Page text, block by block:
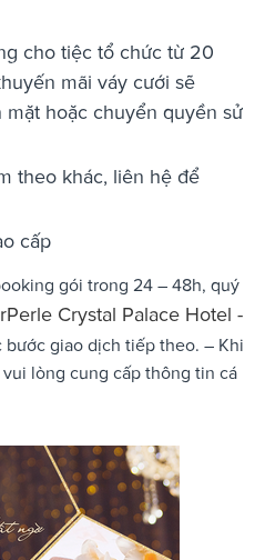
cho tiệc tổ chức từ 20
mãi váy cưới sẽ
hoặc chuyển quyền sử
theo khác, liên hệ để
cấp
gói trong 24 – 48h, quý
Crystal Palace Hotel -
bước giao dịch tiếp theo. – Khi
lòng cung cấp thông tin cá